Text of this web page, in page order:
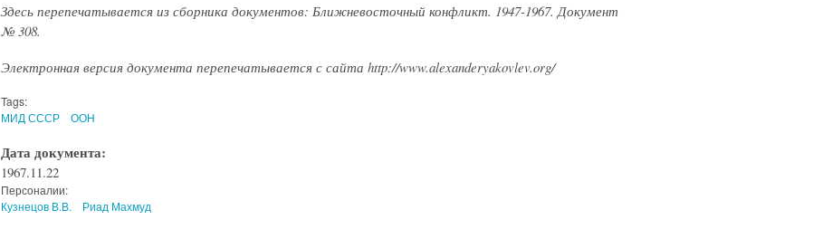
Здесь перепечатывается из сборника документов: Ближневосточный конфликт. 1947-1967. Документ
№ 308.
Электронная версия документа перепечатывается с сайта http://www.alexanderyakovlev.org/
Tags:
МИД СССР
ООН
Дата документа:
1967.11.22
Персоналии:
Кузнецов В.В.
Риад Махмуд